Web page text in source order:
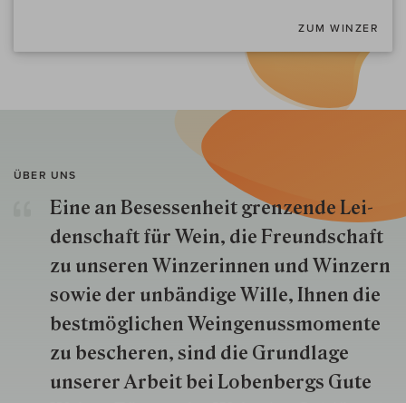
ZUM WINZER
ÜBER UNS
Eine an Besessenheit gren­zende Lei­
den­schaft für Wein, die Freund­schaft
zu unseren Win­zer­innen und Win­zern
so­wie der un­bän­dige Wille, Ihnen die
best­mög­lich­en Wein­genuss­momente
zu besche­ren, sind die Grund­lage
unserer Arbeit bei Lobenbergs Gute